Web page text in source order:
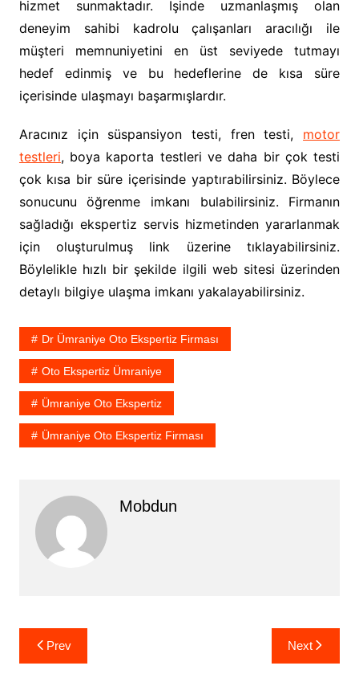
hizmet sunmaktadır. İşinde uzmanlaşmış olan
deneyim sahibi kadrolu çalışanları aracılığı ile
müşteri memnuniyetini en üst seviyede tutmayı
hedef edinmiş ve bu hedeflerine de kısa süre
içerisinde ulaşmayı başarmışlardır.
Aracınız için süspansiyon testi, fren testi, motor
testleri, boya kaporta testleri ve daha bir çok testi
çok kısa bir süre içerisinde yaptırabilirsiniz. Böylece
sonucunu öğrenme imkanı bulabilirsiniz. Firmanın
sağladığı ekspertiz servis hizmetinden yararlanmak
için oluşturulmuş link üzerine tıklayabilirsiniz.
Böylelikle hızlı bir şekilde ilgili web sitesi üzerinden
detaylı bilgiye ulaşma imkanı yakalayabilirsiniz.
Dr Ümraniye Oto Ekspertiz Firması
Oto Ekspertiz Ümraniye
Ümraniye Oto Ekspertiz
Ümraniye Oto Ekspertiz Firması
Mobdun
Yazı
gezinmesi
Prev Next